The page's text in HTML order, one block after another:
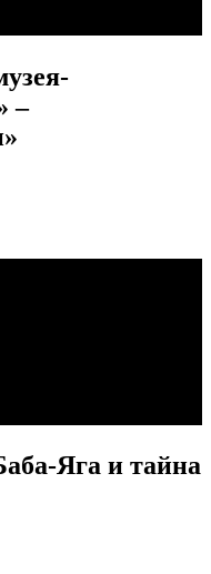
–
Яга и тайна